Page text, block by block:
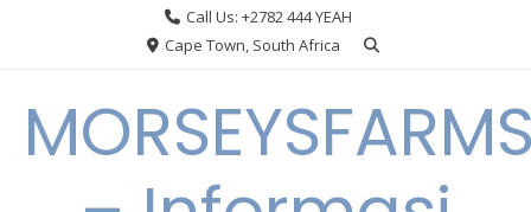
Call Us: +2782 444 YEAH
Cape Town, South Africa